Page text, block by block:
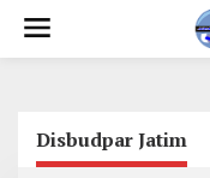
Disbudpar Jatim